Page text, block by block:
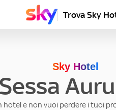
Trova Sky
Sky Hotel
Sessa
hotel e non vuoi perdere i tuoi